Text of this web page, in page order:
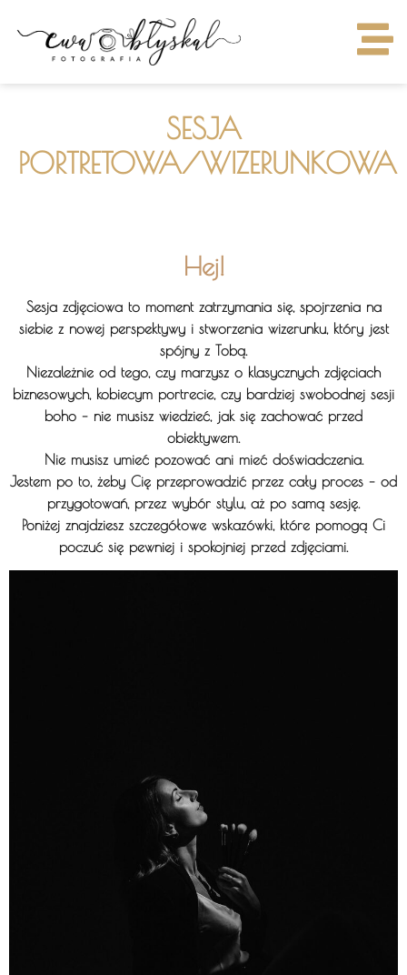
SESJA
PORTRETOWA/WIZERUNKOWA
Hej!
Sesja zdjęciowa to moment zatrzymania się, spojrzenia na
siebie z nowej perspektywy i stworzenia wizerunku, który jest
spójny z Tobą.
Niezależnie od tego, czy marzysz o klasycznych zdjęciach
biznesowych, kobiecym portrecie, czy bardziej swobodnej sesji
boho – nie musisz wiedzieć, jak się zachować przed
obiektywem.
Nie musisz umieć pozować ani mieć doświadczenia.
Jestem po to, żeby Cię przeprowadzić przez cały proces – od
przygotowań, przez wybór stylu, aż po samą sesję.
Poniżej znajdziesz szczegółowe wskazówki, które pomogą Ci
poczuć się pewniej i spokojniej przed zdjęciami.